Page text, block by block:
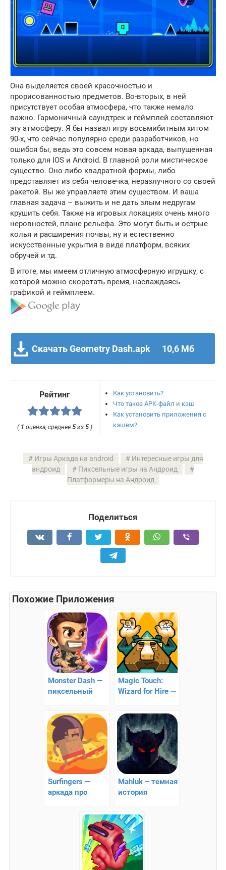
Она выделяется своей красочностью и
прорисованностью предметов. Во-вторых, в ней
присутствует особая атмосфера, что также немало
важно. Гармоничный саундтрек и геймплей составляют
эту атмосферу. Я бы назвал игру восьмибитным хитом
90-х, что сейчас популярно среди разработчиков, но
ошибся бы, ведь это совсем новая аркада, выпущенная
только для IOS и Android. В главной роли мистическое
существо. Оно либо квадратной формы, либо
представляет из себя человечка, неразлучного со своей
ракетой. Вы же управляете этим существом. И ваша
главная задача – выжить и не дать злым недругам
крушить себя. Также на игровых локациях очень много
неровностей, плане рельефа. Это могут быть и острые
колья и расширения почвы, ну и естественно
искусственные укрытия в виде платформ, всяких
обручей и тд.
В итоге, мы имеем отличную атмосферную игрушку, с
которой можно скоротать время, наслаждаясь
графикой и геймплеем.
Скачать Geometry Dash.apk 10,6 Мб
Рейтинг
( 1 оценка, среднее5 из5 )
Как установить?
Что такое APK-файл и кэш
Как установить приложения с
кэшем?
Игры Аркада на android
Интересные игры для
андроид
Пиксельные игры на Андроид
Платформеры на Андроид
Поделиться
Похожие Приложения
Monster Dash —
пиксельный
Magic Touch:
Wizard for Hire —
аркада
Surfingers —
аркада про
Mahluk – темная
история